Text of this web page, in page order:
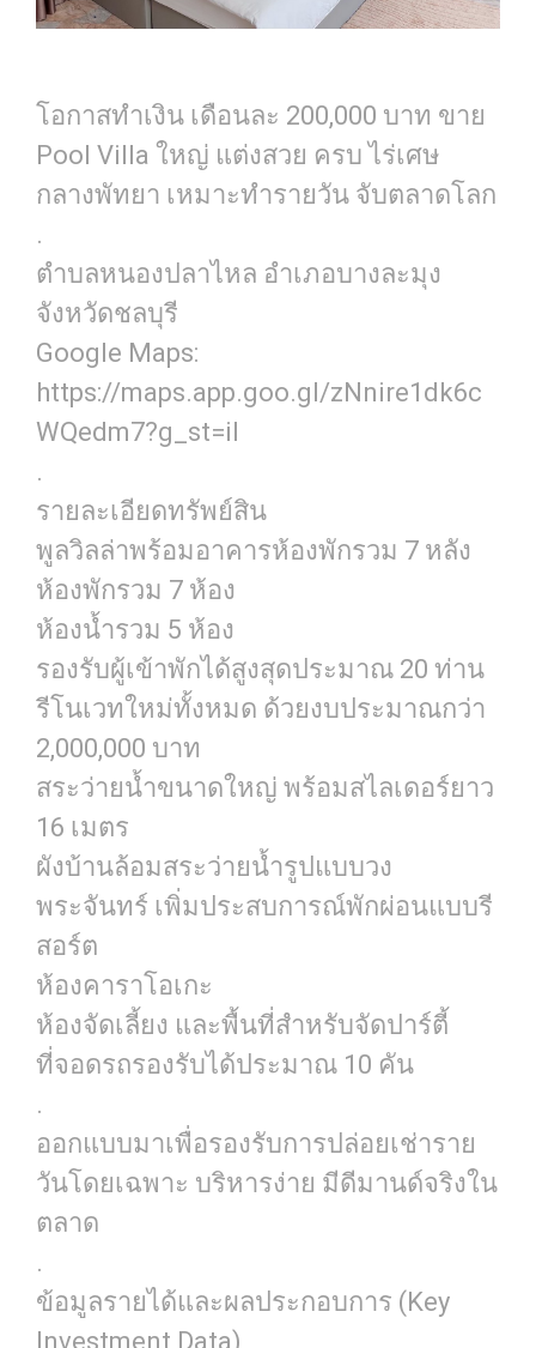
โอกาสทำเงิน เดือนละ 200,000 บาท ขาย
Pool Villa ใหญ่ แต่งสวย ครบ ไร่เศษ
กลางพัทยา เหมาะทำรายวัน จับตลาดโลก
.
ตำบลหนองปลาไหล อำเภอบางละมุง
จังหวัดชลบุรี
Google Maps:
https://maps.app.goo.gl/zNnire1dk6c
WQedm7?g_st=il
.
รายละเอียดทรัพย์สิน
พูลวิลล่าพร้อมอาคารห้องพักรวม 7 หลัง
ห้องพักรวม 7 ห้อง
ห้องน้ำรวม 5 ห้อง
รองรับผู้เข้าพักได้สูงสุดประมาณ 20 ท่าน
รีโนเวทใหม่ทั้งหมด ด้วยงบประมาณกว่า
2,000,000 บาท
สระว่ายน้ำขนาดใหญ่ พร้อมสไลเดอร์ยาว
16 เมตร
ผังบ้านล้อมสระว่ายน้ำรูปแบบวง
พระจันทร์ เพิ่มประสบการณ์พักผ่อนแบบรี
สอร์ต
ห้องคาราโอเกะ
ห้องจัดเลี้ยง และพื้นที่สำหรับจัดปาร์ตี้
ที่จอดรถรองรับได้ประมาณ 10 คัน
.
ออกแบบมาเพื่อรองรับการปล่อยเช่าราย
วันโดยเฉพาะ บริหารง่าย มีดีมานด์จริงใน
ตลาด
.
ข้อมูลรายได้และผลประกอบการ (Key
Investment Data)